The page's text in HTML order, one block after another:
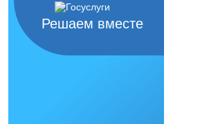
Решаем вместе